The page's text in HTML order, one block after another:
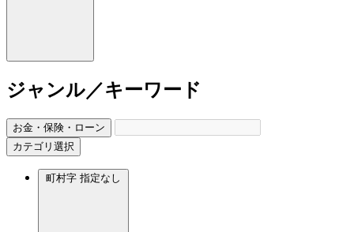
ジャンル／キーワード
お金・保険・ローン
カテゴリ選択
町村字 指定なし